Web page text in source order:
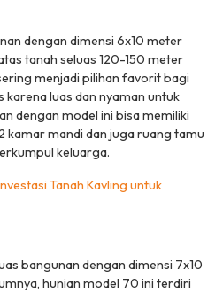
dengan dimensi 6x10 meter
tanah seluas 120-150 meter
menjadi pilihan favorit bagi
karena luas dan nyaman untuk
dengan model ini bisa memiliki
kamar mandi dan juga ruang tamu
keluarga.
Tanah Kavling untuk
bangunan dengan dimensi 7x10
hunian model 70 ini terdiri